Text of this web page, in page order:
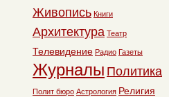
Живопись Книги
Архитектура Театр
Телевидение Радио Газеты
Журналы Политика
Полит бюро Астрология Религия